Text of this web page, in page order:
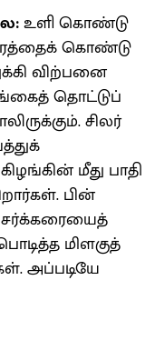
உளி கொண்டு
கொண்டு
விற்பனை
தொட்டுப்
சிலர்
மீது பாதி
பின்
சர்க்கரையைத்
மிளகுத்
அப்படியே